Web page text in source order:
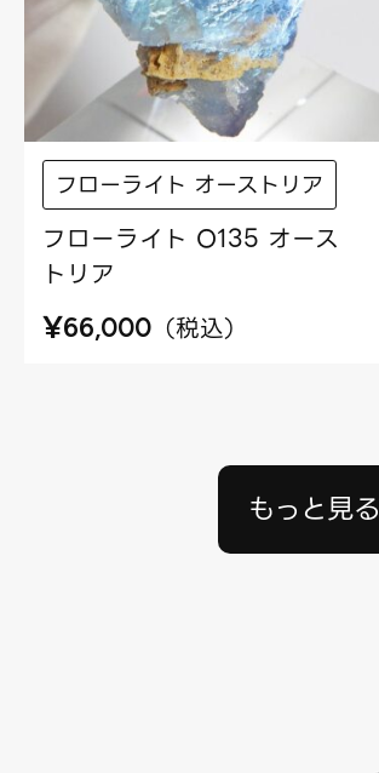
フローライト オーストリア
フローライト O135 オース
トリア
¥66,000 （税込）
もっと見る